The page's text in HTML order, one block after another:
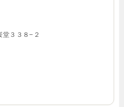
堂３３８−２